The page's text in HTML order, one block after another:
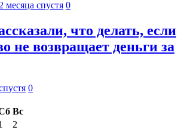
2 месяца спустя 0
что делать, если
не возвращает деньги за
0
Вс
2